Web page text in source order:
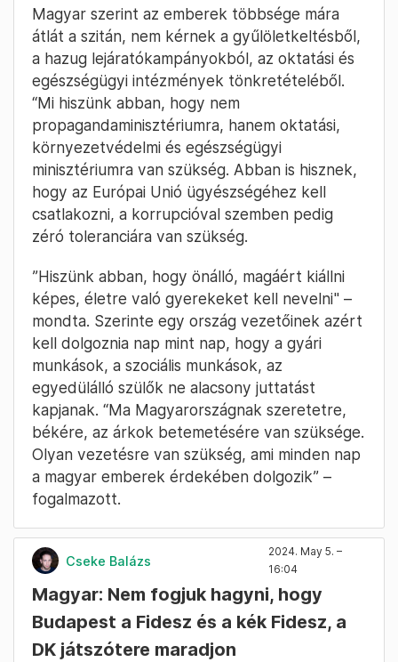
Magyar szerint az emberek többsége mára
átlát a szitán, nem kérnek a gyűlöletkeltésből,
a hazug lejáratókampányokból, az oktatási és
egészségügyi intézmények tönkretételéből.
“Mi hiszünk abban, hogy nem
propagandaminisztériumra, hanem oktatási,
környezetvédelmi és egészségügyi
minisztériumra van szükség. Abban is hisznek,
hogy az Európai Unió ügyészségéhez kell
csatlakozni, a korrupcióval szemben pedig
zéró toleranciára van szükség.
”Hiszünk abban, hogy önálló, magáért kiállni
képes, életre való gyerekeket kell nevelni" –
mondta. Szerinte egy ország vezetőinek azért
kell dolgoznia nap mint nap, hogy a gyári
munkások, a szociális munkások, az
egyedülálló szülők ne alacsony juttatást
kapjanak. “Ma Magyarországnak szeretetre,
békére, az árkok betemetésére van szüksége.
Olyan vezetésre van szükség, ami minden nap
a magyar emberek érdekében dolgozik” –
fogalmazott.
Cseke Balázs
2024. May 5. –
16:04
Magyar: Nem fogjuk hagyni, hogy
Budapest a Fidesz és a kék Fidesz, a
DK játszótere maradjon